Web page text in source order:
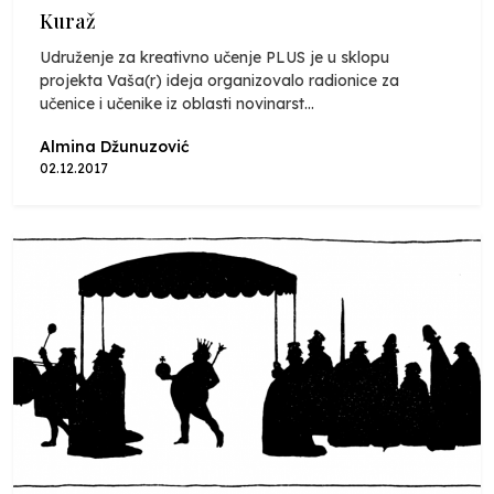
Kuraž
Udruženje za kreativno učenje PLUS je u sklopu
projekta Vaša(r) ideja organizovalo radionice za
učenice i učenike iz oblasti novinarst...
Almina Džunuzović
02.12.2017